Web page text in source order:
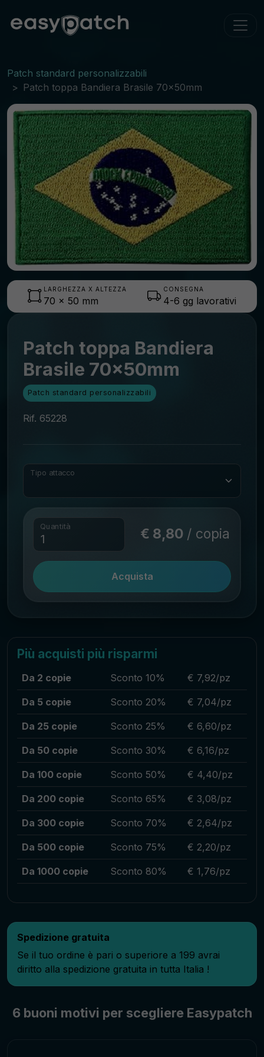
Patch standard personalizzabili
Patch toppa Bandiera Brasile 70x50mm
LARGHEZZA X ALTEZZA
70 x 50 mm
CONSEGNA
4-6 gg lavorativi
Patch toppa Bandiera
Brasile 70x50mm
Patch standard personalizzabili
Rif. 65228
Tipo attacco
Quantità € 8,80 / copia
Acquista
Più acquisti più risparmi
Da 2 copie Sconto 10% € 7,92/pz
Da 5 copie Sconto 20% € 7,04/pz
Da 25 copie Sconto 25% € 6,60/pz
Da 50 copie Sconto 30% € 6,16/pz
Da 100 copie Sconto 50% € 4,40/pz
Da 200 copie Sconto 65% € 3,08/pz
Da 300 copie Sconto 70% € 2,64/pz
Da 500 copie Sconto 75% € 2,20/pz
Da 1000 copie Sconto 80% € 1,76/pz
Spedizione gratuita
Se il tuo ordine è pari o superiore a 199 avrai
diritto alla spedizione gratuita in tutta Italia !
6 buoni motivi per scegliere Easypatch